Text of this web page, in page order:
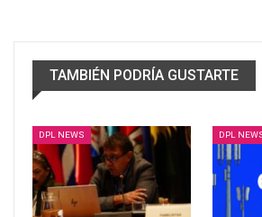
TAMBIÉN PODRÍA GUSTARTE
DPL NEWS DPL